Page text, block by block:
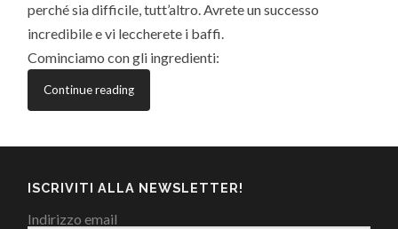
perché sia difficile, tutt’altro. Avrete un successo
incredibile e vi leccherete i baffi.
Cominciamo con gli ingredienti:
Continue reading
ISCRIVITI ALLA NEWSLETTER!
Indirizzo email